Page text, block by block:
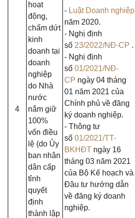
4
hoạt
động,
chấm dứt
kinh
doanh tại
doanh
nghiệp
do Nhà
nước
nắm giữ
100%
vốn điều
lệ (do Ủy
ban nhân
dân cấp
tỉnh
quyết
định
thành lập
- Luật Doanh nghiệp
năm 2020.
- Nghị định
số 23/2022/NĐ-CP .
- Nghị định
số 01/2021/NĐ-
CP ngày 04 tháng
01 năm 2021 của
Chính phủ về đăng
ký doanh nghiệp.
- Thông tư
số 01/2021/TT-
BKHĐT ngày 16
tháng 03 năm 2021
của Bộ Kế hoạch và
Đầu tư hướng dẫn
về đăng ký doanh
nghiệp.